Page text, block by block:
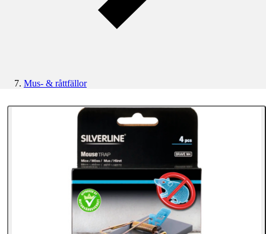
Mus- & råttfällor